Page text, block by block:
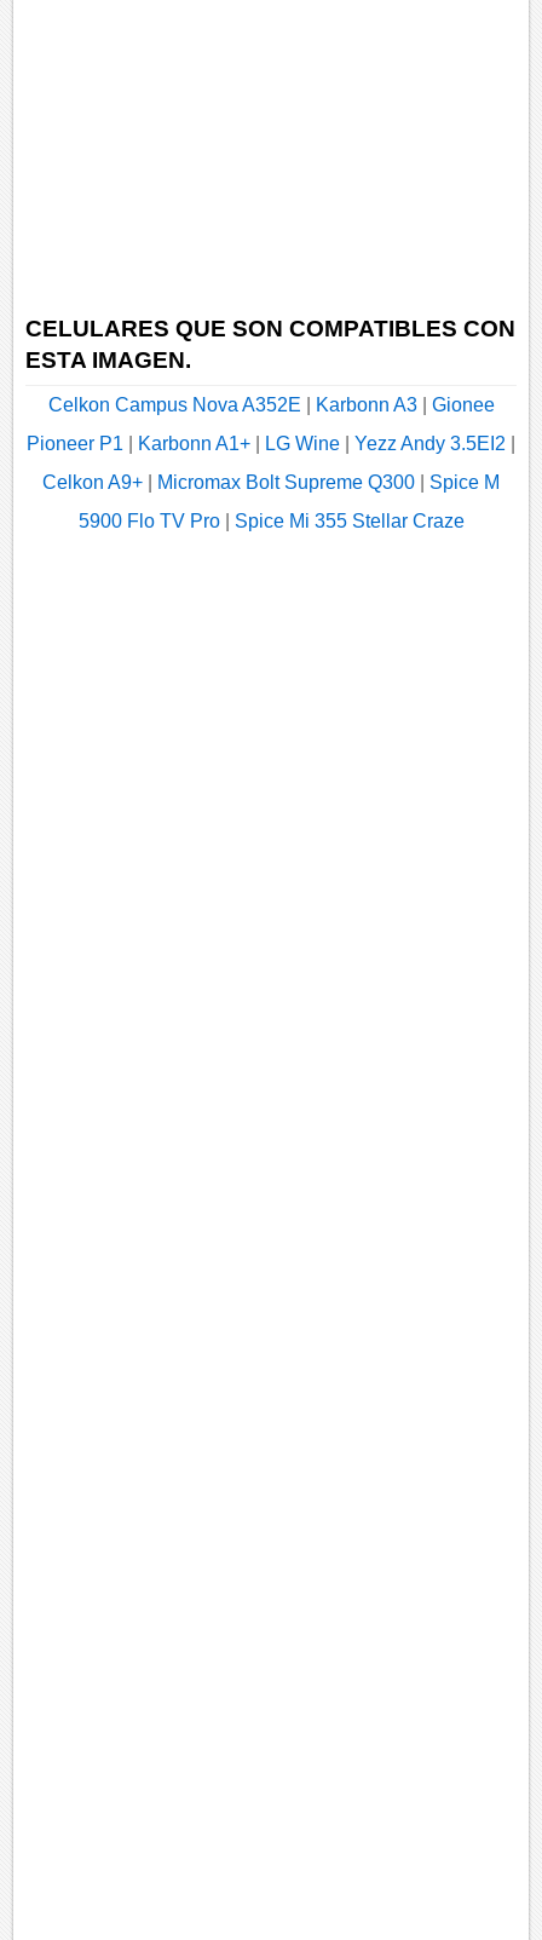
CELULARES QUE SON COMPATIBLES CON
ESTA IMAGEN.
Celkon Campus Nova A352E Karbonn A3| Gionee
Pioneer P1
Karbonn A1+ LG Wine Yezz Andy 3.5EI2
Celkon A9+
Micromax Bolt Supreme Q300
Spice M
5900 Flo TV Pro| Spice Mi 355 Stellar Craze